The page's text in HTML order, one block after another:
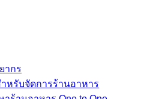
ากร
หรับจัดการร้านอาหาร